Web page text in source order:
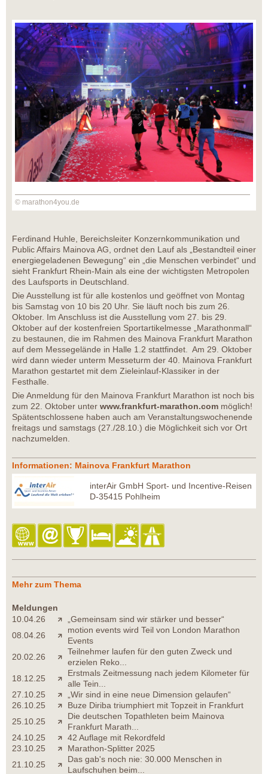
© marathon4you.de
Ferdinand Huhle, Bereichsleiter Konzernkommunikation und
Public Affairs Mainova AG, ordnet den Lauf als „Bestandteil einer
energiegeladenen Bewegung“ ein „die Menschen verbindet“ und
sieht Frankfurt Rhein-Main als eine der wichtigsten Metropolen
des Laufsports in Deutschland.
Die Ausstellung ist für alle kostenlos und geöffnet von Montag
bis Samstag von 10 bis 20 Uhr. Sie läuft noch bis zum 26.
Oktober. Im Anschluss ist die Ausstellung vom 27. bis 29.
Oktober auf der kostenfreien Sportartikelmesse „Marathonmall“
zu bestaunen, die im Rahmen des Mainova Frankfurt Marathon
auf dem Messegelände in Halle 1.2 stattfindet. Am 29. Oktober
wird dann wieder unterm Messeturm der 40. Mainova Frankfurt
Marathon gestartet mit dem Zieleinlauf-Klassiker in der
Festhalle.
Die Anmeldung für den Mainova Frankfurt Marathon ist noch bis
zum 22. Oktober unter www.frankfurt-marathon.com möglich!
Spätentschlossene haben auch am Veranstaltungswochenende
freitags und samstags (27./28.10.) die Möglichkeit sich vor Ort
nachzumelden.
Informationen: Mainova Frankfurt Marathon
interAir GmbH Sport- und Incentive-Reisen
D-35415 Pohlheim
Mehr zum Thema
Meldungen
10.04.26
„Gemeinsam sind wir stärker und besser“
08.04.26
motion events wird Teil von London Marathon
Events
20.02.26
Teilnehmer laufen für den guten Zweck und
erzielen Reko...
18.12.25
Erstmals Zeitmessung nach jedem Kilometer für
alle Tein...
27.10.25
„Wir sind in eine neue Dimension gelaufen“
26.10.25
Buze Diriba triumphiert mit Topzeit in Frankfurt
25.10.25
Die deutschen Topathleten beim Mainova
Frankfurt Marath...
24.10.25
42 Auflage mit Rekordfeld
23.10.25
Marathon-Splitter 2025
21.10.25
Das gab's noch nie: 30.000 Menschen in
Laufschuhen beim...